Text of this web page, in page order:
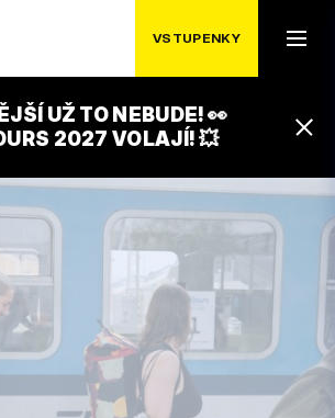
VSTUPENKY
UŽ TO NEBUDE! 👀
2027 VOLAJÍ! 💥